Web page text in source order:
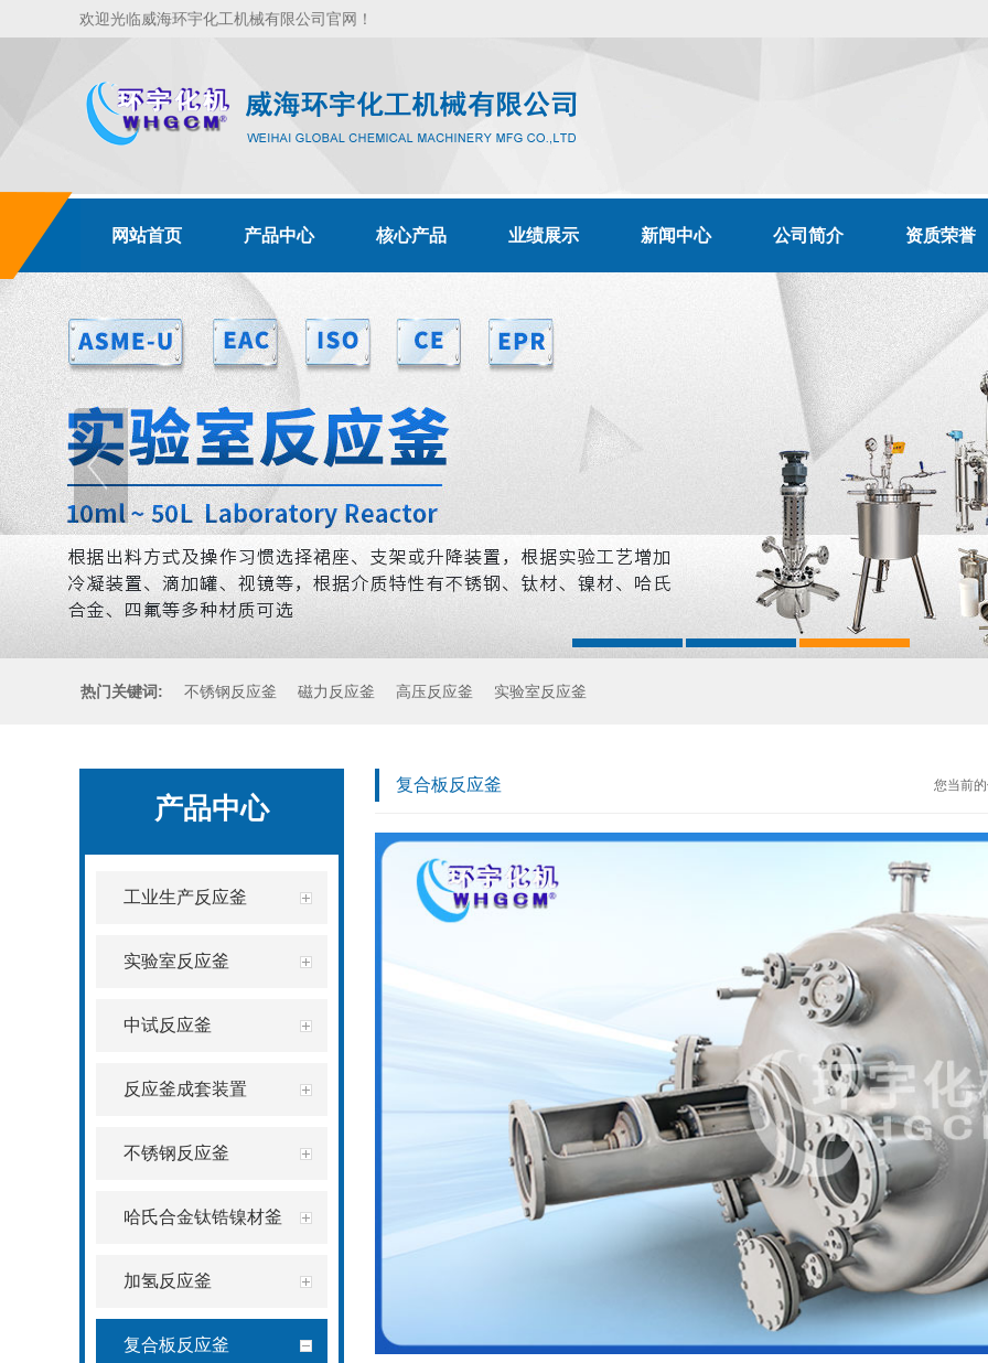
欢迎光临威海环宇化工机械有限公司官网！
网站首页 产品中心 核心产品 业绩展示 新闻中心 公司简介 资质荣誉
热门关键词: 不锈钢反应釜 磁力反应釜 高压反应釜 实验室反应釜
产品中心
工业生产反应釜
实验室反应釜
中试反应釜
反应釜成套装置
不锈钢反应釜
哈氏合金钛锆镍材釜
加氢反应釜
复合板反应釜
复合板反应釜 您当前